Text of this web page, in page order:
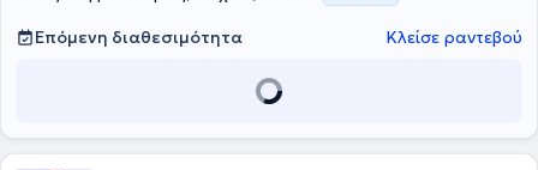
Επόμενη διαθεσιμότητα Κλείσε ραντεβού